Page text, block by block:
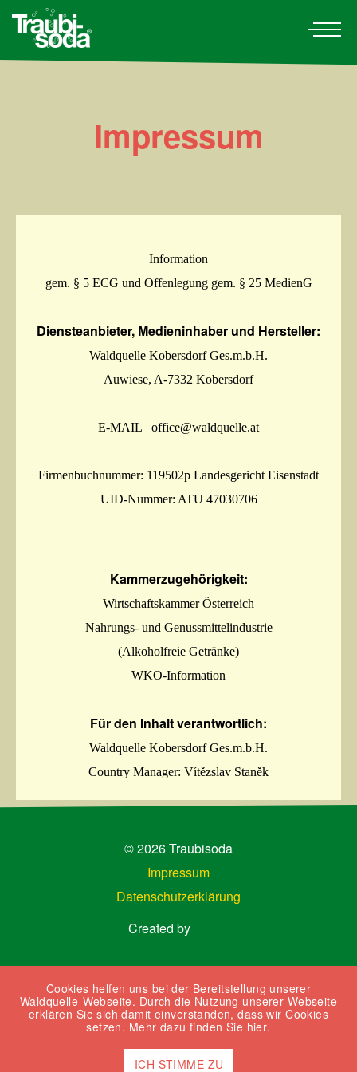
Kontakt
Impressum
Information
gem. § 5 ECG und Offenlegung gem. § 25 MedienG
Diensteanbieter, Medieninhaber und Hersteller:
Waldquelle Kobersdorf Ges.m.b.H.
Auwiese, A-7332 Kobersdorf
E-MAIL office@waldquelle.at
Firmenbuchnummer: 119502p Landesgericht Eisenstadt
UID-Nummer: ATU 47030706
Kammerzugehörigkeit:
Wirtschaftskammer Österreich
Nahrungs- und Genussmittelindustrie
(Alkoholfreie Getränke)
WKO-Information
Für den Inhalt verantwortlich:
Waldquelle Kobersdorf Ges.m.b.H.
Country Manager: Vítězslav Staněk
© 2026 Traubisoda
Impressum
Datenschutzerklärung
Created by
Cookies helfen uns bei der Bereitstellung unserer
Waldquelle-Webseite. Durch die Nutzung unserer Webseite
erklären Sie sich damit einverstanden, dass wir Cookies
setzen. Mehr dazu finden Sie hier.
ICH STIMME ZU